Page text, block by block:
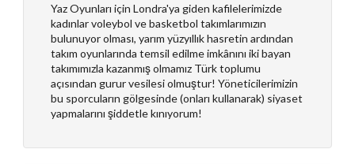
Yaz Oyunları için Londra'ya giden kafilelerimizde
kadınlar voleybol ve basketbol takımlarımızın
bulunuyor olması, yarım yüzyıllık hasretin ardından
takım oyunlarında temsil edilme imkânını iki bayan
takımımızla kazanmış olmamız Türk toplumu
açısından gurur vesilesi olmuştur! Yöneticilerimizin
bu sporcuların gölgesinde (onları kullanarak) siyaset
yapmalarını şiddetle kınıyorum!